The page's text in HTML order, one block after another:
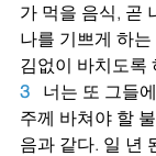
가 먹을 음식, 곧
나를 기쁘게 하
김없이 바치도록
3
너는 또 그들
주께 바쳐야 할
음과 같다. 일 년